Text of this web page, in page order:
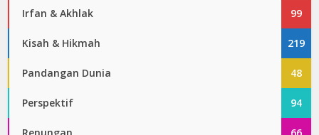
Irfan & Akhlak 99
Kisah & Hikmah 219
Pandangan Dunia 48
Perspektif 94